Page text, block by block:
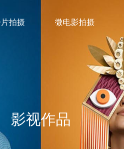
拍摄 微电影拍摄
影视作品